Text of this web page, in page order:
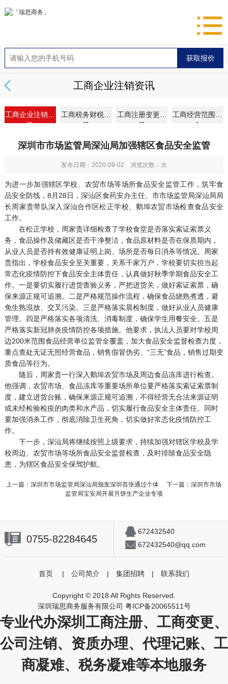
工商企业注销资讯
工商企业注销资
讯
工商税务财税资
讯
工商注册变更资
讯
工商经营范围大
全
深圳市市场监管局深汕局加强辖区食品安全监管
发布日期：2020-09-02 浏览次数： 次
为进一步加强辖区学校、农贸市场等场所食品安全监管工作，筑牢食
品安全防线，8月28日，深汕区食药安办主任、市市场监管局深汕局局
长周家贵带队深入深汕合作区松正学校、鹅埠农贸市场检查食品安全
工作。
在松正学校，周家贵详细检查了学校食堂是否落实索证索票义
务，食品操作及储藏区是否干净整洁，食品原材料是否在保质期内，
从业人员是否持有效健康证明上岗、场所是否每日消杀等情况。周家
贵指出，学校食品安全至关重要，关系千家万户，学校要切实担当起
常态化疫情防控下食品安全主体责任，认真做好秋季学期食品安全工
作。一是要切实履行进货查验义务，严把进货关，做好索证索票，确
保来源正规可追溯。二是严格规范操作流程，确保食品烧熟煮透，避
免生熟混放、交叉污染。三是严格落实晨检制度，做好从业人员健康
管理。四是严格落实各项清洗、消毒制度，确保学生用餐安全。五是
严格落实新冠肺炎疫情防控各项措施。他要求，执法人员要对学校周
边200米范围食品经营单位监管全覆盖，加大食品安全监督检查力度，
重点查处无证无照经营食品，销售假冒伪劣、“三无”食品，销售过期变
质食品等行为。
随后，周家贵一行深入鹅埠农贸市场及周边食品冻库进行检查。
他强调，农贸市场、食品冻库等重要场所单位要严格落实索证索票制
度，建立进货台账，确保来源正规可追溯，不得经营无合法来源证明
或未经检验检疫的肉类和水产品，切实履行食品安全主体责任。同时
要加强消杀工作，彻底消除卫生死角，切实做好常态化疫情防控工
作。
下一步，深汕局将继续按照上级要求，持续加强对辖区学校及学
校周边、农贸市场等场所食品安全监督检查，及时排除食品安全隐
患，为辖区食品安全保驾护航。
上一篇：深圳市市场监管局深汕局颁发深圳首张通过个体 下一篇：深圳市市场
监管局宝安局开展月饼生产企业专项
0755-82284645
672432540
672432540@qq.com
首页 | 公司简介 | 集团招聘 | 联系我们
Copyright © 2018 All Rights Reserved.
深圳瑞思商务服务有限公司 粤ICP备20065511号
专业代办深圳工商注册、工商变更、
公司注销、资质办理、代理记账、工
商凝难、税务凝难等本地服务